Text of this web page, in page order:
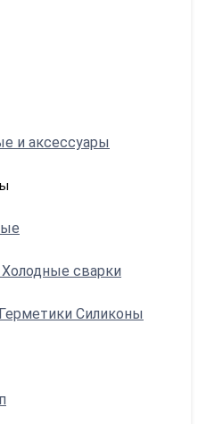
и аксессуары
сварки
Силиконы